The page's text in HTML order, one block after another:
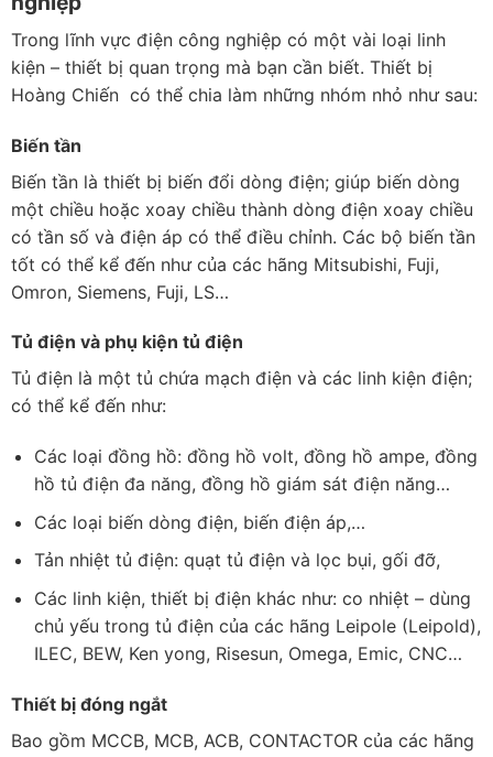
Trong lĩnh vực điện công nghiệp có một vài loại linh
kiện – thiết bị quan trọng mà bạn cần biết. Thiết bị
Hoàng Chiến có thể chia làm những nhóm nhỏ như sau:
Biến tần
Biến tần là thiết bị biến đổi dòng điện; giúp biến dòng
một chiều hoặc xoay chiều thành dòng điện xoay chiều
có tần số và điện áp có thể điều chỉnh. Các bộ biến tần
tốt có thể kể đến như của các hãng Mitsubishi, Fuji,
Omron, Siemens, Fuji, LS…
Tủ điện và phụ kiện tủ điện
Tủ điện là một tủ chứa mạch điện và các linh kiện điện;
có thể kể đến như:
Các loại đồng hồ: đồng hồ volt, đồng hồ ampe, đồng
hồ tủ điện đa năng, đồng hồ giám sát điện năng…
Các loại biến dòng điện, biến điện áp,…
Tản nhiệt tủ điện: quạt tủ điện và lọc bụi, gối đỡ,
Các linh kiện, thiết bị điện khác như: co nhiệt – dùng
chủ yếu trong tủ điện của các hãng Leipole (Leipold),
ILEC, BEW, Ken yong, Risesun, Omega, Emic, CNC…
Thiết bị đóng ngắt
Bao gồm MCCB, MCB, ACB, CONTACTOR của các hãng